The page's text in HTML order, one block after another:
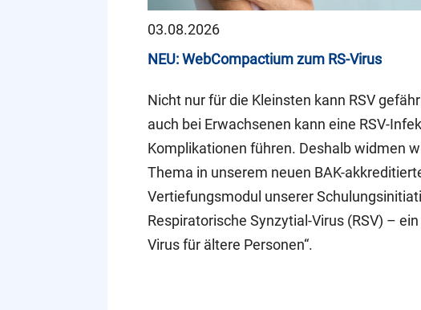
03.08.2026
NEU: WebCompactium zum RS-Virus
Nicht nur für die Kleinsten kann RSV
auch bei Erwachsenen kann eine RSV-
Komplikationen führen. Deshalb widmen
Thema in unserem neuen BAK-
Vertiefungsmodul unserer
Respiratorische Synzytial-Virus (RSV) –
Virus für ältere Personen“.